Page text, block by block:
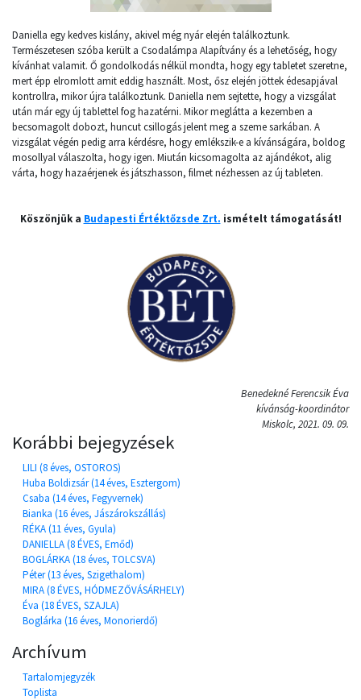
Daniella egy kedves kislány, akivel még nyár elején találkoztunk.
Természetesen szóba került a Csodalámpa Alapítvány és a lehetőség, hogy
kívánhat valamit. Ő gondolkodás nélkül mondta, hogy egy tabletet szeretne,
mert épp elromlott amit eddig használt. Most, ősz elején jöttek édesapjával
kontrollra, mikor újra találkoztunk. Daniella nem sejtette, hogy a vizsgálat
után már egy új tablettel fog hazatérni. Mikor meglátta a kezemben a
becsomagolt dobozt, huncut csillogás jelent meg a szeme sarkában. A
vizsgálat végén pedig arra kérdésre, hogy emlékszik-e a kívánságára, boldog
mosollyal válaszolta, hogy igen. Miután kicsomagolta az ajándékot, alig
várta, hogy hazaérjenek és játszhasson, filmet nézhessen az új tableten.
Köszönjük a Budapesti Értéktőzsde Zrt. ismételt támogatását!
Benedekné Ferencsik Éva
kívánság-koordinátor
Miskolc, 2021. 09. 09.
Korábbi bejegyzések
LILI (8 éves, OSTOROS)
Huba Boldizsár (14 éves, Esztergom)
Csaba (14 éves, Fegyvernek)
Bianka (16 éves, Jászárokszállás)
RÉKA (11 éves, Gyula)
DANIELLA (8 ÉVES, Emőd)
BOGLÁRKA (18 éves, TOLCSVA)
Péter (13 éves, Szigethalom)
MIRA (8 ÉVES, HÓDMEZŐVÁSÁRHELY)
Éva (18 ÉVES, SZAJLA)
Boglárka (16 éves, Monorierdő)
Archívum
Tartalomjegyzék
Toplista